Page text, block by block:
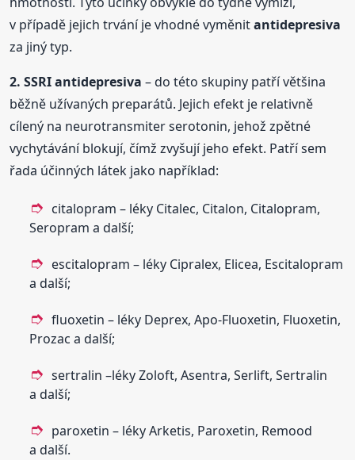
v případě jejich trvání je vhodné vyměnitantidepresiva
za jiný typ.
2. SSRIantidepresiva – do této skupiny patří většina
běžně užívaných preparátů. Jejich efekt je relativně
cílený na neurotransmiter serotonin, jehož zpětné
vychytávání blokují, čímž zvyšují jeho efekt. Patří sem
řada účinných látek jako například:
citalopram – léky Citalec, Citalon, Citalopram,
Seropram a další;
escitalopram – léky Cipralex, Elicea, Escitalopram
a další;
fluoxetin – léky Deprex, Apo-Fluoxetin, Fluoxetin,
Prozac a další;
sertralin –léky Zoloft, Asentra, Serlift, Sertralin
a další;
paroxetin – léky Arketis, Paroxetin, Remood
a další.